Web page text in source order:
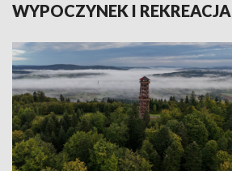
WYPOCZYNEK I REKREACJA